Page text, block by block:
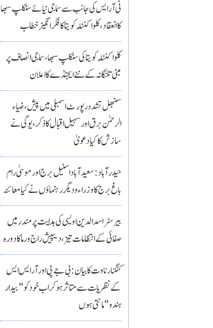
ٹی آر ایس کی جانب سے سماجی نیائے سنکلپ سبھا
کا انعقاد، کلواکنٹلہ کویتا کا فکر انگیز خطاب
کلواکنٹلہ کویتا کی سنکلپ سبھا، سماجی انصاف پر
مبنی تلنگانہ کے نئے ایجنڈے کا اعلان
سنبھل تشدد رپورٹ اسمبلی میں پیش، ضیاء
الرحمٰن برق اور سہیل اقبال کا ذکر، یوگی نے
سازش کا کیا دعویٰ
حیدرآباد: سعیدآباد اسٹیل برج اور موسیٰ رام
باغ برج کا وزراء و دیگر رہنماؤں نے کیا معائنہ
بیرسٹر اسدالدین اویسی کی ہدایت پر مندر میں
صفائی کے انتظامات تیز، دیپیش راج ورما کا دورہ
کنگنا رناوت کا بیان: بی جے پی اور آر ایس ایس
کے نظریات سے متاثر ہو کر اب خود کو "بیدار
ہندو" مانتی ہوں